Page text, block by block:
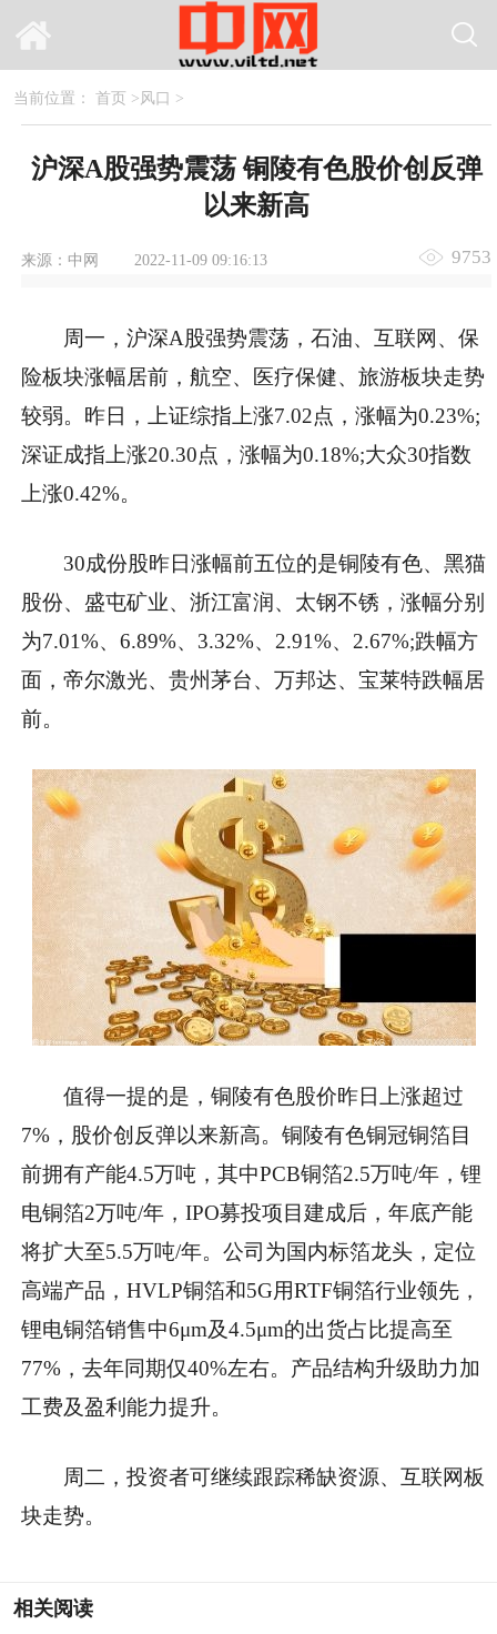
当前位置： 首页 >风口 >
沪深A股强势震荡 铜陵有色股价创反弹
以来新高
来源：中网 2022-11-09 09:16:13 9753
周一，沪深A股强势震荡，石油、互联网、保
险板块涨幅居前，航空、医疗保健、旅游板块走势
较弱。昨日，上证综指上涨7.02点，涨幅为0.23%;
深证成指上涨20.30点，涨幅为0.18%;大众30指数
上涨0.42%。
30成份股昨日涨幅前五位的是铜陵有色、黑猫
股份、盛屯矿业、浙江富润、太钢不锈，涨幅分别
为7.01%、6.89%、3.32%、2.91%、2.67%;跌幅方
面，帝尔激光、贵州茅台、万邦达、宝莱特跌幅居
前。
值得一提的是，铜陵有色股价昨日上涨超过
7%，股价创反弹以来新高。铜陵有色铜冠铜箔目
前拥有产能4.5万吨，其中PCB铜箔2.5万吨/年，锂
电铜箔2万吨/年，IPO募投项目建成后，年底产能
将扩大至5.5万吨/年。公司为国内标箔龙头，定位
高端产品，HVLP铜箔和5G用RTF铜箔行业领先，
锂电铜箔销售中6μm及4.5μm的出货占比提高至
77%，去年同期仅40%左右。产品结构升级助力加
工费及盈利能力提升。
周二，投资者可继续跟踪稀缺资源、互联网板
块走势。
相关阅读